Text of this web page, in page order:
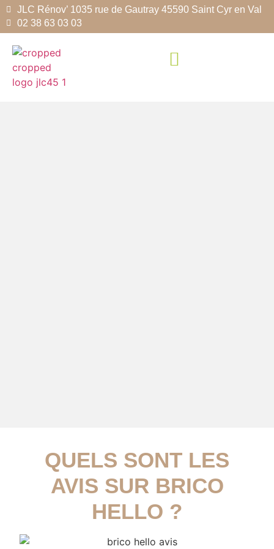
JLC Rénov’ 1035 rue de Gautray 45590 Saint Cyr en Val
02 38 63 03 03
QUELS SONT LES
AVIS SUR BRICO
HELLO ?